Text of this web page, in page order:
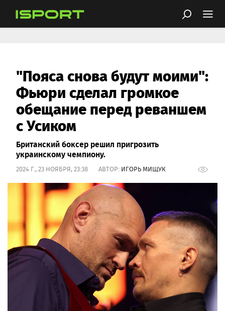
"Пояса снова будут моими":
Фьюри сделал громкое
обещание перед реваншем
с Усиком
Британский боксер решил пригрозить
украинскому чемпиону.
2024 Г., 23 НОЯБРЯ, 23:38 АВТОР: ИГОРЬ МИЩУК